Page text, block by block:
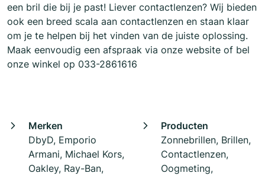
een bril die bij je past! Liever contactlenzen? Wij bieden
ook een breed scala aan contactlenzen en staan klaar
om je te helpen bij het vinden van de juiste oplossing.
Maak eenvoudig een afspraak via onze website of bel
onze winkel op 033-2861616
Merken
DbyD, Emporio
Armani, Michael Kors,
Oakley, Ray-Ban,
Producten
Zonnebrillen, Brillen,
Contactlenzen,
Oogmeting,